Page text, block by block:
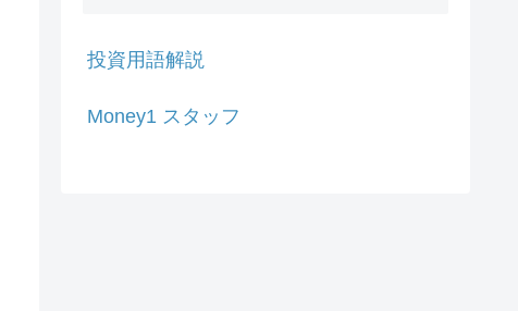
投資用語解説
Money1 スタッフ